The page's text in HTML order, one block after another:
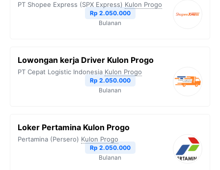
PT Shopee Express (SPX Express) Kulon Progo
Rp 2.050.000
Bulanan
Lowongan kerja Driver Kulon Progo
PT Cepat Logistic Indonesia Kulon Progo
Rp 2.050.000
Bulanan
Loker Pertamina Kulon Progo
Pertamina (Persero) Kulon Progo
Rp 2.050.000
Bulanan